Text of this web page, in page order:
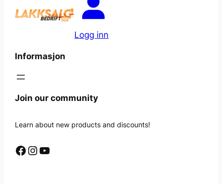
Logg inn
Informasjon
Join our community
Learn about new products and discounts!
Facebook InstagramYouTube